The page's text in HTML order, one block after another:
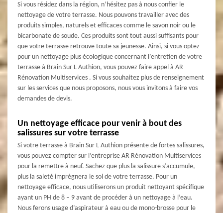
Si vous résidez dans la région, n’hésitez pas à nous confier le
nettoyage de votre terrasse. Nous pouvons travailler avec des
produits simples, naturels et efficaces comme le savon noir ou le
bicarbonate de soude. Ces produits sont tout aussi suffisants pour
que votre terrasse retrouve toute sa jeunesse. Ainsi, si vous optez
pour un nettoyage plus écologique concernant l’entretien de votre
terrasse à Brain Sur L Authion, vous pouvez faire appel à AR
Rénovation Multiservices . Si vous souhaitez plus de renseignement
sur les services que nous proposons, nous vous invitons à faire vos
demandes de devis.
Un nettoyage efficace pour venir à bout des
salissures sur votre terrasse
Si votre terrasse à Brain Sur L Authion présente de fortes salissures,
vous pouvez compter sur l’entreprise AR Rénovation Multiservices
pour la remettre à neuf. Sachez que plus la salissure s’accumule,
plus la saleté imprègnera le sol de votre terrasse. Pour un
nettoyage efficace, nous utiliserons un produit nettoyant spécifique
ayant un PH de 8 – 9 avant de procéder à un nettoyage à l’eau.
Nous ferons usage d’aspirateur à eau ou de mono-brosse pour le